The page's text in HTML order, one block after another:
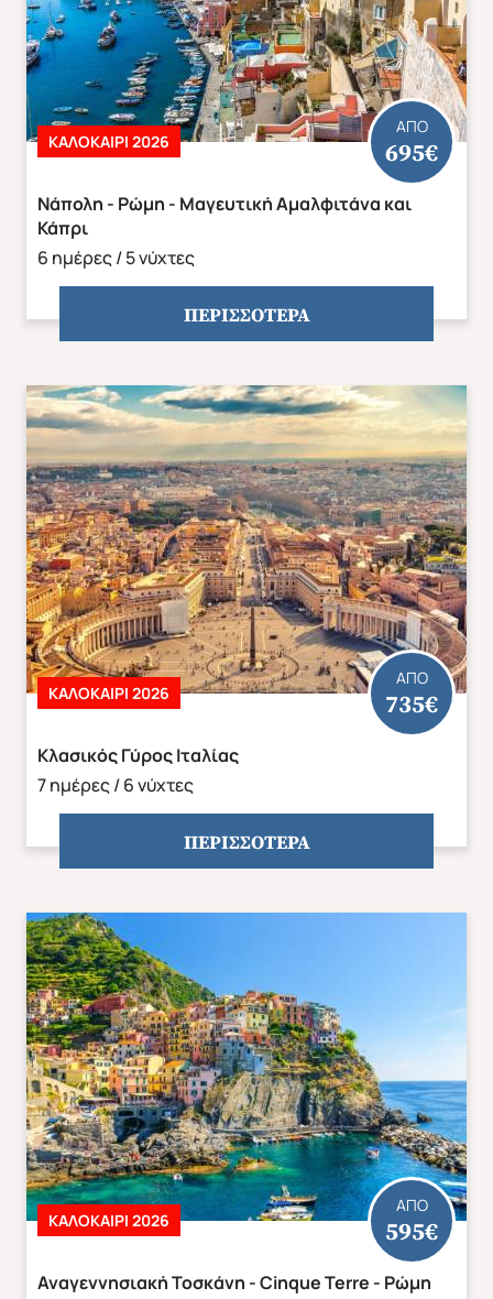
Φθινόπωρο 2026 Mika's Exclusive Groups
Η παιδική τιμή αφορά παιδιά αυστηρά μέχρι 12
ετών με 2 ενήλικες.
Φόρμα Εκδήλωσης Ενδιαφέροντος
Επικοινωνήστε μαζί μας μέσω της παρακάτω φόρμας
Αποδέχομαι τους όρους χρήσης
Νάπολη - Ρώμη - Μαγευτική Αμαλφιτάνα και
Κάπρι
6 ημέρες / 5 νύχτες
ΑΠΟ
695€
ΚΑΛΟΚΑΊΡΙ 2026
ΠΕΡΙΣΣΟΤΕΡΑ
Κλασικός Γύρος Ιταλίας
7 ημέρες / 6 νύχτες
ΑΠΟ
735€
ΚΑΛΟΚΑΊΡΙ 2026
ΠΕΡΙΣΣΟΤΕΡΑ
Αναγεννησιακή Τοσκάνη - Cinque Terre - Ρώμη
ΑΠΟ
595€
ΚΑΛΟΚΑΊΡΙ 2026